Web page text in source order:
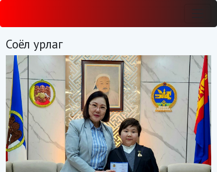
Соёл урлаг